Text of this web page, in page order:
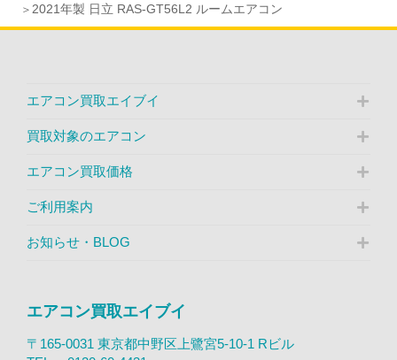
2021年製 日立 RAS-GT56L2 ルームエアコン
エアコン買取エイブイ
買取対象のエアコン
エアコン買取価格
ご利用案内
お知らせ・BLOG
エアコン買取エイブイ
〒165-0031 東京都中野区上鷺宮5-10-1 Rビル